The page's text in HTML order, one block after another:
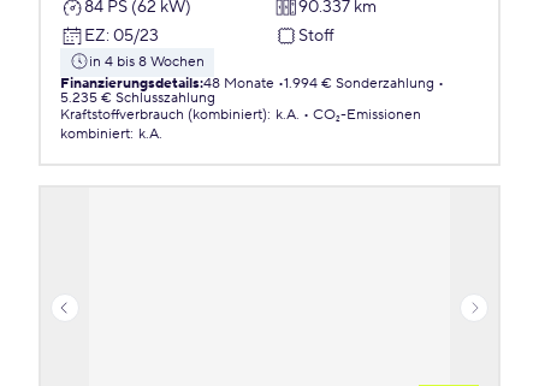
84 PS (62 kW)
90.337 km
EZ: 05/23 Stoff
in 4 bis 8 Wochen
Finanzierungsdetails:48 Monate 1.994 € Sonderzahlung
5.235 € Schlusszahlung
Kraftstoffverbrauch (kombiniert): k.A.
CO₂-Emissionen
kombiniert: k.A.